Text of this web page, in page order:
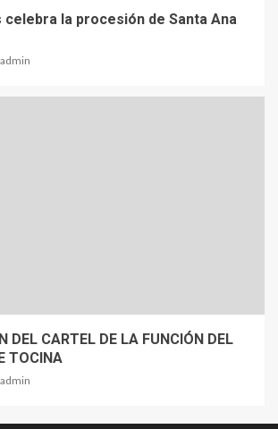
celebra la procesión de Santa Ana
admin
DEL CARTEL DE LA FUNCIÓN DEL
TOCINA
admin